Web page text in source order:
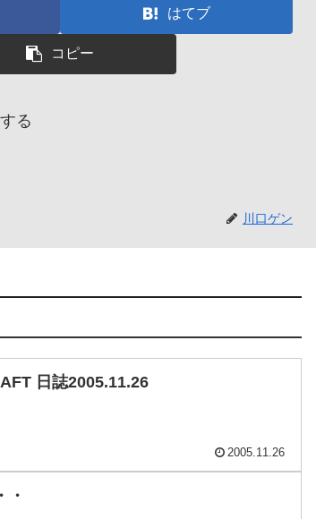
はてブ
コピー
る
川口ゲン
日誌2005.11.26
2005.11.26
・